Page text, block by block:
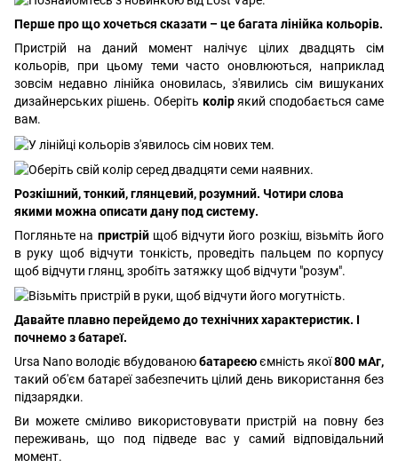
Перше про що хочеться сказати – це багата лінійка кольорів.
Пристрій на даний момент налічує цілих двадцять сім
кольорів, при цьому теми часто оновлюються, наприклад
зовсім недавно лінійка оновилась, з'явились сім вишуканих
дизайнерських рішень. Оберіть колірякий сподобається саме
вам.
Розкішний, тонкий, глянцевий, розумний. Чотири слова
якими можна описати дану под систему.
Погляньте на пристрій щоб відчути його розкіш, візьміть його
в руку щоб відчути тонкість, проведіть пальцем по корпусу
щоб відчути глянц, зробіть затяжку щоб відчути "розум".
Давайте плавно перейдемо до технічних характеристик. І
почнемо з батареї.
Ursa Nano володіє вбудованоюбатареєюємність якої800 мАг,
такий об'єм батареї забезпечить цілий день використання без
підзарядки.
Ви можете сміливо використовувати пристрій на повну без
переживань, що под підведе вас у самий відповідальний
момент.